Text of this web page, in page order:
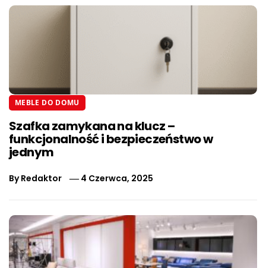
MEBLE DO DOMU
Szafka zamykana na klucz –
funkcjonalność i bezpieczeństwo w
jednym
ByRedaktor 4 Czerwca, 2025